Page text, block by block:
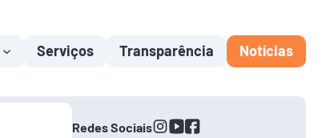
Serviços Transparência Notícias
Redes Sociaisinstagram
youtube
facebook